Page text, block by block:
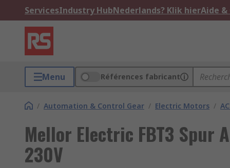
ServicesIndustry HubNederlands? Klik hierAide
Menu Références fabricant
/ Automation & Control Gear / Electric Motors /
Mellor Electric FBT3 Spur
230V